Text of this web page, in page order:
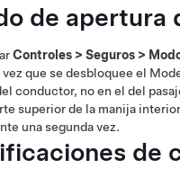
de apertura
Controles > Seguros >
que se desbloquee el
conductor, no en el del
superior de la manija
una segunda vez.
de